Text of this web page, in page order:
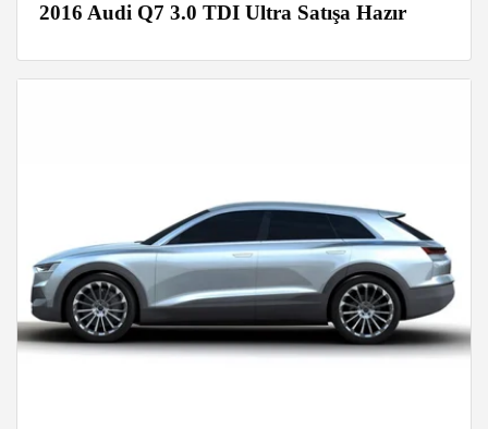
2016 Audi Q7 3.0 TDI Ultra Satışa Hazır